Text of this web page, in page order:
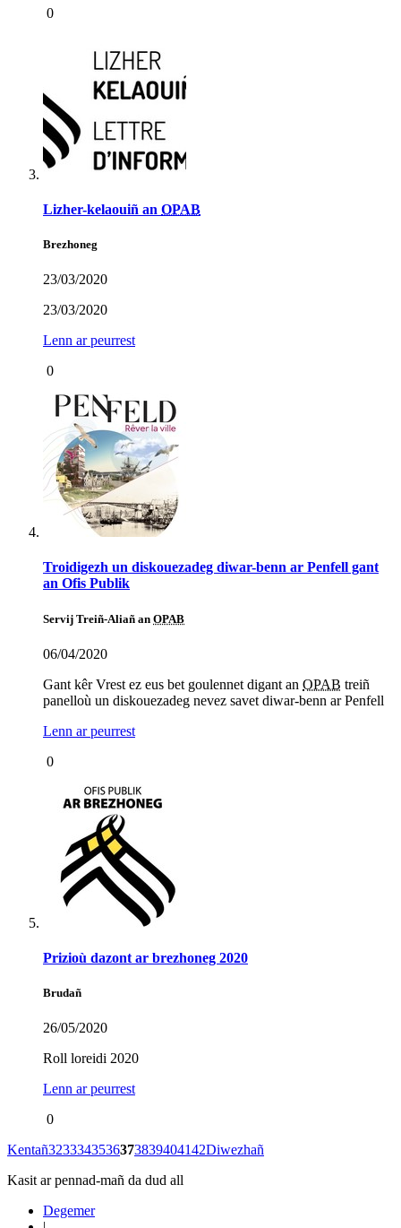
0
Lizher-kelaouiñ an OPAB
Brezhoneg
23/03/2020
23/03/2020
Lenn ar peurrest
0
Troidigezh un diskouezadeg diwar-benn ar Penfell gant
an Ofis Publik
Servij Treiñ-Aliañ an OPAB
06/04/2020
Gant kêr Vrest ez eus bet goulennet digant an OPAB treiñ
panelloù un diskouezadeg nevez savet diwar-benn ar Penfell
Lenn ar peurrest
0
Prizioù dazont ar brezhoneg 2020
Brudañ
26/05/2020
Roll loreidi 2020
Lenn ar peurrest
0
Kentañ3233343536373839404142Diwezhañ
Kasit ar pennad-mañ da dud all
Degemer